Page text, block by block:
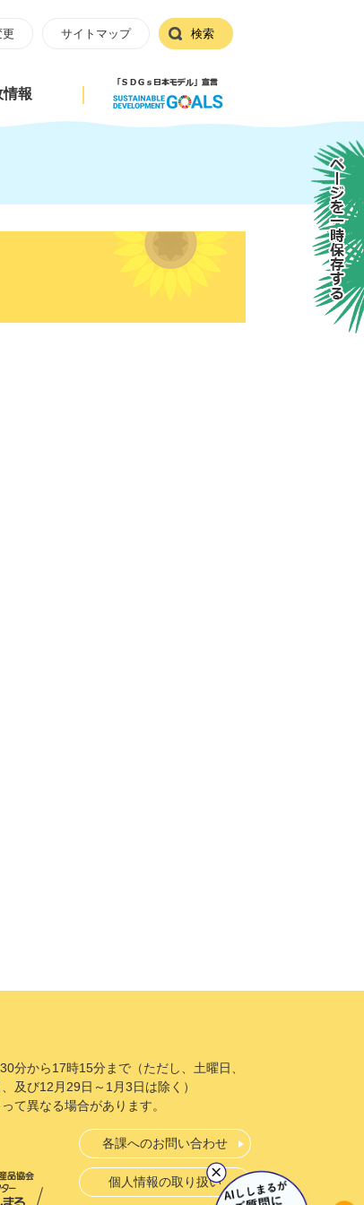
サイトマップ 検索
情報
分から17時15分まで（ただし、土曜日、
及び12月29日～1月3日は除く）
て異なる場合があります。
各課へのお問い合わせ
個人情報の取り扱い
ページを一時保存する